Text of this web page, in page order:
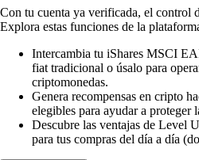
Con tu cuenta ya verificada, el control
Explora estas funciones de la
Intercambia tu iShares MSCI
fiat tradicional o úsalo para
criptomonedas.
Genera recompensas en cripto
elegibles para ayudar a proteger
Descubre las ventajas de Level
para tus compras del día a día